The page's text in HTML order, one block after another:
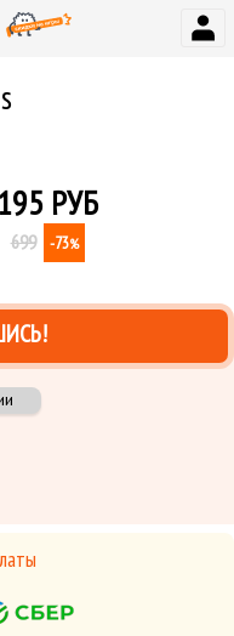
195 РУБ
699 -73%